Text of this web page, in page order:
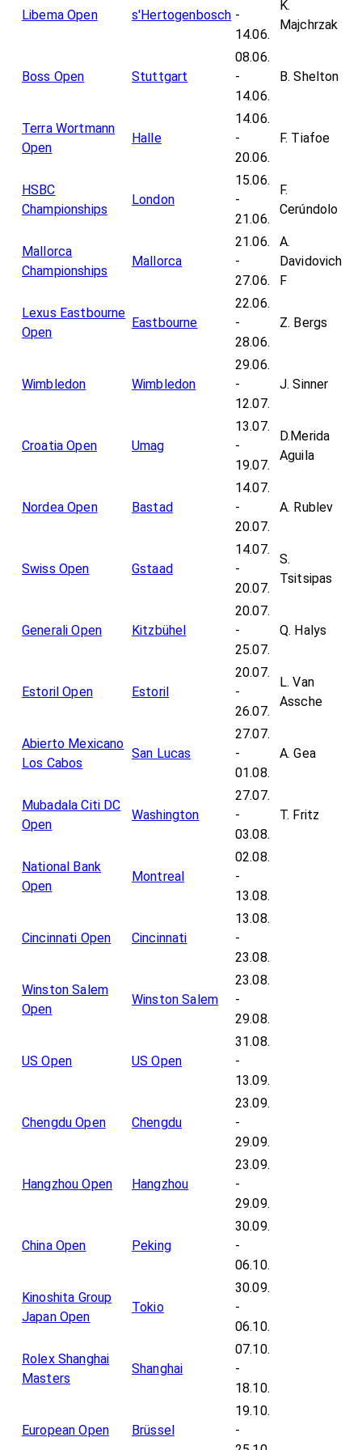
Libema Open s'Hertogenbosch -
14.06.
K.
Majchrzak
Boss Open Stuttgart
08.06.
-
14.06.
B. Shelton
Terra Wortmann
Open
Halle
14.06.
-
20.06.
F. Tiafoe
HSBC
Championships
London
15.06.
-
21.06.
F.
Cerúndolo
Mallorca
Championships
Mallorca
21.06.
-
27.06.
A.
Davidovich
F
Lexus Eastbourne
Open
Eastbourne
22.06.
-
28.06.
Z. Bergs
Wimbledon Wimbledon
29.06.
-
12.07.
J. Sinner
Croatia Open Umag
13.07.
-
19.07.
D.Merida
Aguila
Nordea Open Bastad
14.07.
-
20.07.
A. Rublev
Swiss Open Gstaad
14.07.
-
20.07.
S.
Tsitsipas
Generali Open Kitzbühel
20.07.
-
25.07.
Q. Halys
Estoril Open Estoril
20.07.
-
26.07.
L. Van
Assche
Abierto Mexicano
Los Cabos
San Lucas
27.07.
-
01.08.
A. Gea
Mubadala Citi DC
Open
Washington
27.07.
-
03.08.
T. Fritz
National Bank
Open
Montreal
02.08.
-
13.08.
Cincinnati Open Cincinnati
13.08.
-
23.08.
Winston Salem
Open
Winston Salem
23.08.
-
29.08.
US Open US Open
31.08.
-
13.09.
Chengdu Open Chengdu
23.09.
-
29.09.
Hangzhou Open Hangzhou
23.09.
-
29.09.
China Open Peking
30.09.
-
06.10.
Kinoshita Group
Japan Open
Tokio
30.09.
-
06.10.
Rolex Shanghai
Masters
Shanghai
07.10.
-
18.10.
European Open Brüssel
19.10.
-